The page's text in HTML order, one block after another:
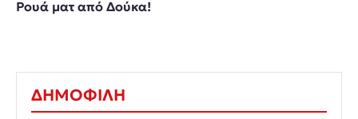
Ρουά ματ από Δούκα!
ΔΗΜΟΦΙΛΗ